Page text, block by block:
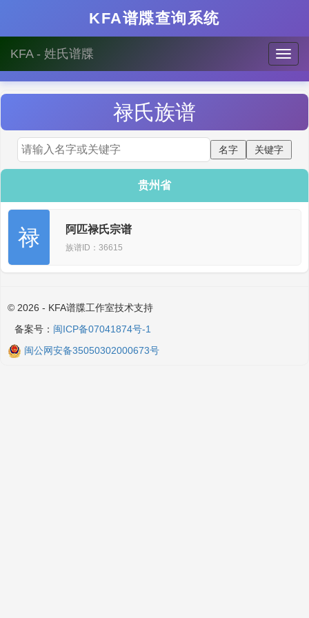
KFA谱牒查询系统
KFA - 姓氏谱牒
禄氏族谱
贵州省
禄 阿匹禄氏宗谱
族谱ID：36615
© 2026 - KFA谱牒工作室技术支持
备案号： 闽ICP备07041874号-1
闽公网安备35050302000673号